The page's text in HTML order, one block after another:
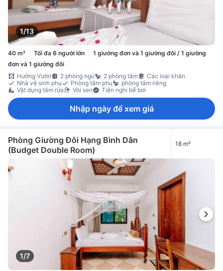
1/13
40 m² Tối đa 6 người lớn
1 giường đơn và 1 giường đôi / 1 giường
đơn và 1 giường đôi
Hướng Vườn
2 phòng ngủ 2 phòng tắm
Các loại khăn
Nhà vệ sinh phụ
Phòng tắm phụ
phòng tắm riêng
Vật dụng tắm rửa
Vòi sen Tiện nghi bể bơi
Nhập ngày để xem giá
Phòng Giường Đôi Hạng Bình Dân
(Budget Double Room)
18 m²
1/7